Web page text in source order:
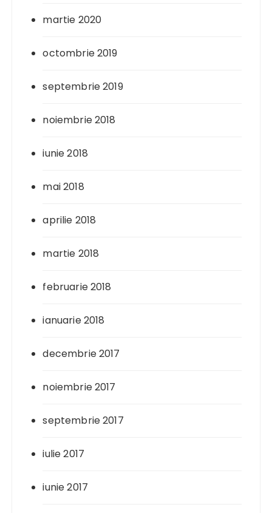
martie 2020
octombrie 2019
septembrie 2019
noiembrie 2018
iunie 2018
mai 2018
aprilie 2018
martie 2018
februarie 2018
ianuarie 2018
decembrie 2017
noiembrie 2017
septembrie 2017
iulie 2017
iunie 2017